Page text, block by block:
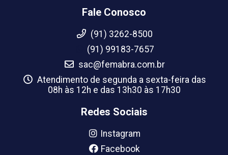
Fale Conosco
(91) 3262-8500
(91) 99183-7657
sac@femabra.com.br
Atendimento de segunda a sexta-feira das
08h às 12h e das 13h30 às 17h30
Redes Sociais
Instagram
Facebook